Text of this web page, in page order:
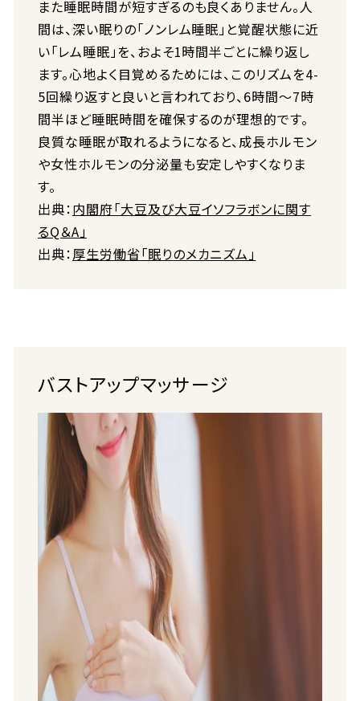
また睡眠時間が短すぎるのも良くありません。人
間は、深い眠りの「ノンレム睡眠」と覚醒状態に近
い「レム睡眠」を、およそ1時間半ごとに繰り返し
ます。心地よく目覚めるためには、このリズムを4-
5回繰り返すと良いと言われており、6時間〜7時
間半ほど睡眠時間を確保するのが理想的です。
良質な睡眠が取れるようになると、成長ホルモン
や女性ホルモンの分泌量も安定しやすくなりま
す。
出典：内閣府「大豆及び大豆イソフラボンに関す
るQ＆A」
出典：厚生労働省「眠りのメカニズム」
バストアップマッサージ